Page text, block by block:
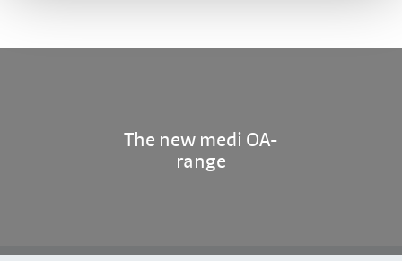
The new medi OA-
range